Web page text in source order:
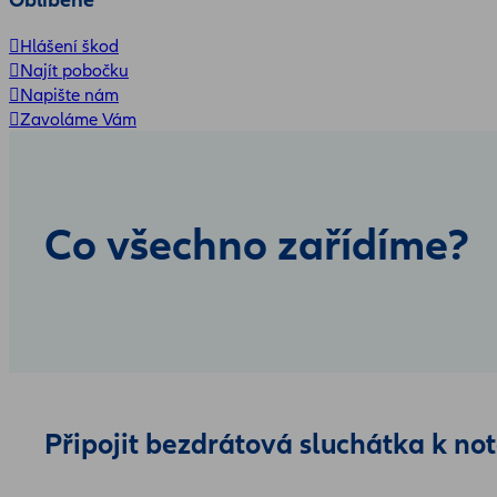
Hlášení škod
Najít pobočku
Napište nám
Zavoláme Vám
Co všechno zařídíme?
Připojit bezdrátová sluchátka k